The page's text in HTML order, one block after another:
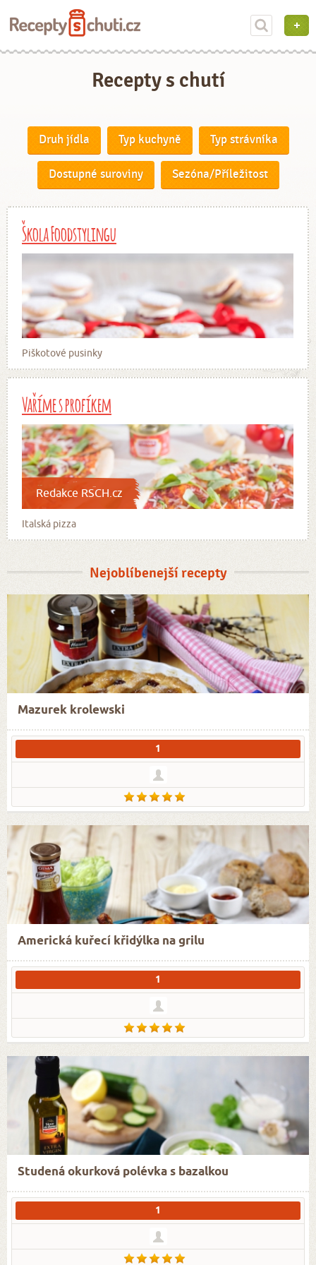
Recepty s chutí
Druh jídla Typ kuchyně Typ strávníka
Dostupné suroviny Sezóna/Příležitost
Škola Foodstylingu
Piškotové pusinky
Vaříme s profíkem
Redakce RSCH.cz
Italská pizza
Nejoblíbenejší recepty
Mazurek krolewski
1
Americká kuřecí křidýlka na grilu
1
Studená okurková polévka s bazalkou
1